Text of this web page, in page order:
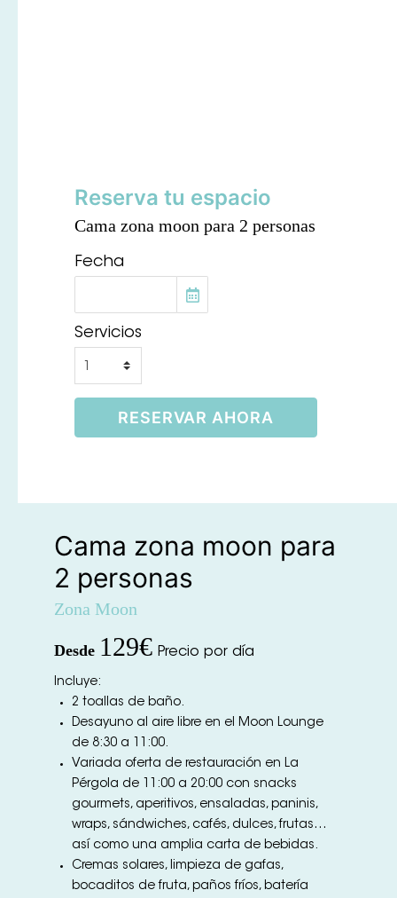
Reserva tu espacio
Cama zona moon para 2 personas
Fecha
Servicios
Cama zona moon para
2 personas
Zona Moon
Desde 129€ Precio por día
Incluye:
2 toallas de baño.
Desayuno al aire libre en el Moon Lounge
de 8:30 a 11:00.
Variada oferta de restauración en La
Pérgola de 11:00 a 20:00 con snacks
gourmets, aperitivos, ensaladas, paninis,
wraps, sándwiches, cafés, dulces, frutas…
así como una amplia carta de bebidas.
Cremas solares, limpieza de gafas,
bocaditos de fruta, paños fríos, batería